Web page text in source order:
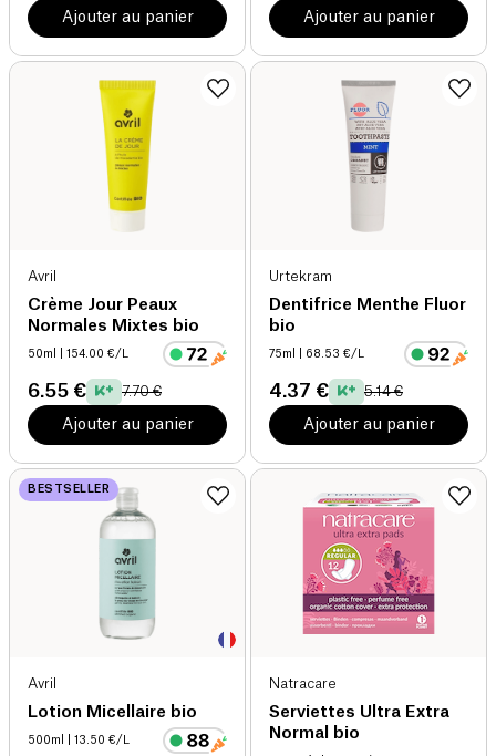
Ajouter au panier Ajouter au panier
Avril
Crème Jour Peaux
Normales Mixtes bio
50ml | 154.00 €/L
6.55 € 7.70 €
Ajouter au panier
Urtekram
Dentifrice Menthe Fluor
bio
75ml | 68.53 €/L
4.37 € 5.14 €
Ajouter au panier
BESTSELLER
Avril
Lotion Micellaire bio
500ml | 13.50 €/L
Natracare
Serviettes Ultra Extra
Normal bio